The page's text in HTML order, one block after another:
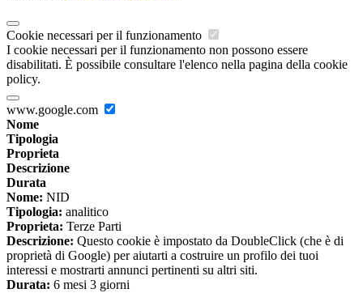
Cookie necessari per il funzionamento
I cookie necessari per il funzionamento non possono essere
disabilitati. È possibile consultare l'elenco nella pagina della cookie
policy.
www.google.com
Nome
Tipologia
Proprieta
Descrizione
Durata
Nome: NID
Tipologia: analitico
Proprieta: Terze Parti
Descrizione: Questo cookie è impostato da DoubleClick (che è di
proprietà di Google) per aiutarti a costruire un profilo dei tuoi
interessi e mostrarti annunci pertinenti su altri siti.
Durata: 6 mesi 3 giorni